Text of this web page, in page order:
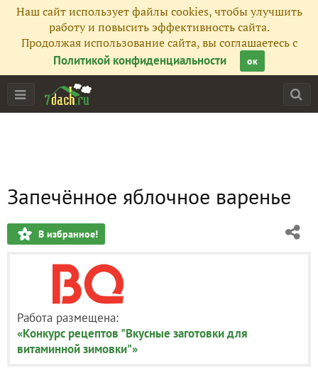
Наш сайт использует файлы cookies, чтобы улучшить
работу и повысить эффективность сайта.
Продолжая использование сайта, вы соглашаетесь с
Политикой конфиденциальности
ок
Запечённое яблочное варенье
В избранное!
Работа размещена:
«Конкурс рецептов "Вкусные заготовки для
витаминной зимовки"»